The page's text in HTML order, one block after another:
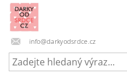
info@darkyodsrdce.cz